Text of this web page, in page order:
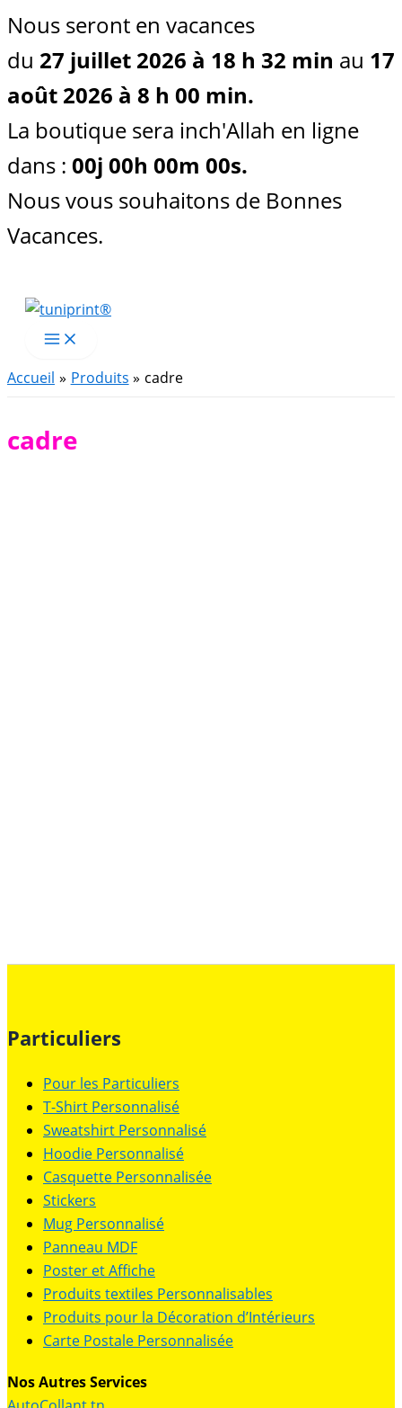
Nous seront en vacances
du 27 juillet 2026 à 18 h 32 min au 17
août 2026 à 8 h 00 min.
La boutique sera inch'Allah en ligne
dans : 00j 00h 00m 00s.
Nous vous souhaitons de Bonnes
Vacances.
Aller
Accueil
Produits cadre
cadre
Particuliers
Pour les Particuliers
T-Shirt Personnalisé
Sweatshirt Personnalisé
Hoodie Personnalisé
Casquette Personnalisée
Stickers
Mug Personnalisé
Panneau MDF
Poster et Affiche
Produits textiles Personnalisables
Produits pour la Décoration d’Intérieurs
Carte Postale Personnalisée
Nos Autres Services